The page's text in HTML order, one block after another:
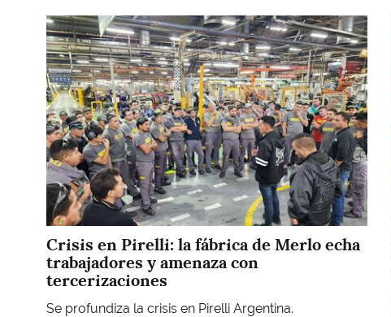
Imagen
Crisis en Pirelli: la fábrica de Merlo echa
trabajadores y amenaza con
tercerizaciones
Se profundiza la crisis en Pirelli Argentina.